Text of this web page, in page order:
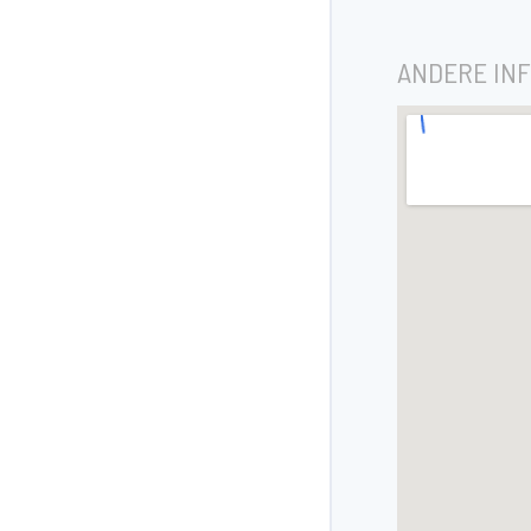
ANDERE